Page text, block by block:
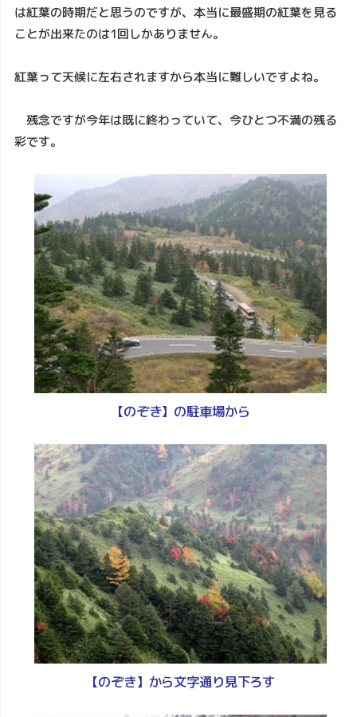
は紅葉の時期だと思うのですが、本当に最盛期の紅葉を見る
ことが出来たのは1回しかありません。
紅葉って天候に左右されますから本当に難しいですよね。
残念ですが今年は既に終わっていて、今ひとつ不満の残る
彩です。
【のぞき】の駐車場から
【のぞき】から文字通り見下ろす